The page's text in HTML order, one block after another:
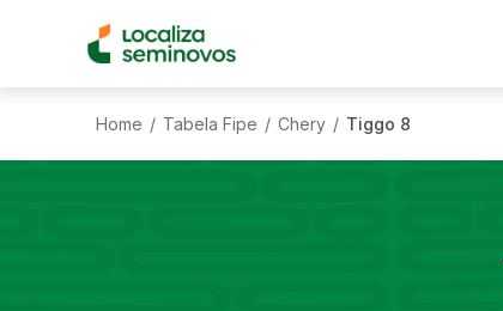
Home / Tabela Fipe / Chery / Tiggo 8